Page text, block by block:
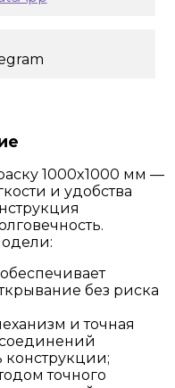
1000x1000 мм —
и удобства
без риска
и точная
конструкции;
точного